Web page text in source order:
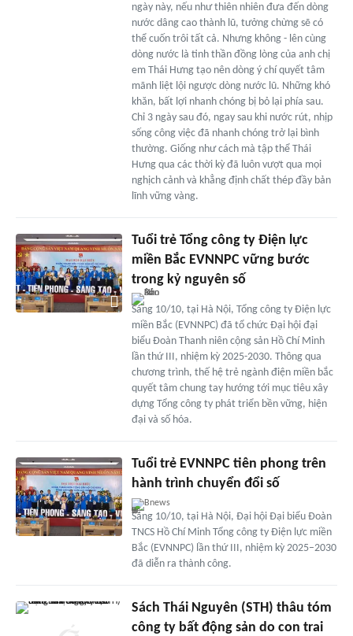
ngày này, nếu như thiên nhiên đưa đến dòng
nước dâng cao thành lũ, tưởng chừng sẽ có
thể cuốn trôi tất cả. Nhưng không - lên cùng
dòng nước là tinh thần đồng lòng của anh chị
em Thái Hưng tạo nên dòng ý chí quyết tâm
mãnh liệt lội ngược dòng nước lũ. Những khó
khăn, bất lợi nhanh chóng bị bỏ lại phía sau.
Chỉ 3 ngày sau đó, ngay sau khi nước rút, nhịp
sống công việc đã nhanh chóng trở lại bình
thường. Giống như cách mà tập thể Thái
Hưng qua các thời kỳ đã luôn vượt qua mọi
nghịch cảnh và khẳng định chất thép đầy bản
lĩnh vững vàng.
Tuổi trẻ Tổng công ty Điện lực
miền Bắc EVNNPC vững bước
trong kỷ nguyên số
Sáng 10/10, tại Hà Nội, Tổng công ty Điện lực
miền Bắc (EVNNPC) đã tổ chức Đại hội đại
biểu Đoàn Thanh niên cộng sản Hồ Chí Minh
lần thứ III, nhiệm kỳ 2025-2030. Thông qua
chương trình, thế hệ trẻ ngành điện miền bắc
quyết tâm chung tay hướng tới mục tiêu xây
dựng Tổng công ty phát triển bền vững, hiện
đại và số hóa.
Tuổi trẻ EVNNPC tiên phong trên
hành trình chuyển đổi số
Bnews
Sáng 10/10, tại Hà Nội, Đại hội Đại biểu Đoàn
TNCS Hồ Chí Minh Tổng công ty Điện lực miền
Bắc (EVNNPC) lần thứ III, nhiệm kỳ 2025–2030
đã diễn ra thành công.
Sách Thái Nguyên (STH) thâu tóm
công ty bất động sản do con trai